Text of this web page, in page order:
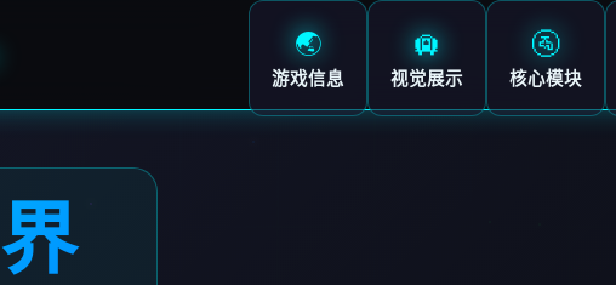
🌏
游戏信息
🛄
视觉展示
🚰
核心模块